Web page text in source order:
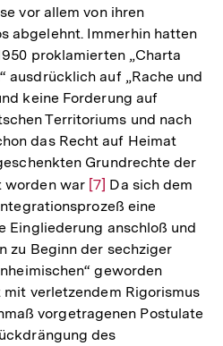
vor allem von ihren
abgelehnt. Immerhin hatten
proklamierten „Charta
ausdrücklich auf „Rache und
keine Forderung auf
Territoriums und nach
das Recht auf Heimat
Grundrechte der
worden war Zur
Auflösung
der
Fußnote
[7] Da sich dem
eine
Eingliederung anschloß und
zu Beginn der sechziger
geworden
verletzendem Rigorismus
vorgetragenen Postulate
des